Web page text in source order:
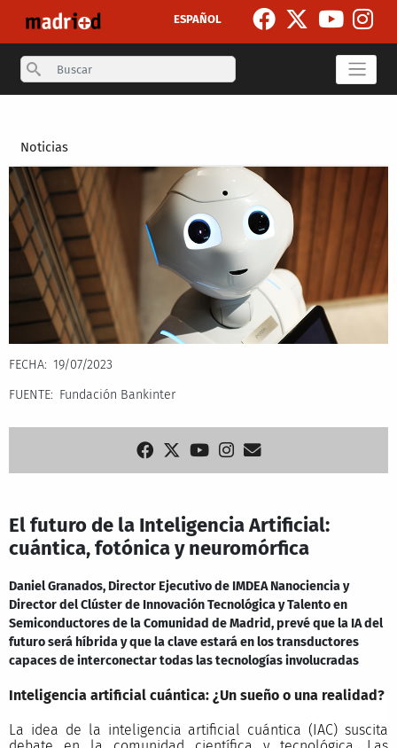
ESPAÑOL
Search
Noticias
FECHA
19/07/2023
FUENTE
Fundación Bankinter
El futuro de la Inteligencia Artificial:
cuántica, fotónica y neuromórfica
Daniel Granados, Director Ejecutivo de IMDEA Nanociencia y
Director del Clúster de Innovación Tecnológica y Talento en
Semiconductores de la Comunidad de Madrid, prevé que la IA del
futuro será híbrida y que la clave estará en los transductores
capaces de interconectar todas las tecnologías involucradas
Inteligencia artificial cuántica: ¿Un sueño o una realidad?
La idea de la inteligencia artificial cuántica (IAC) suscita